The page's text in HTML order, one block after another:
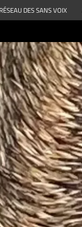
DES SANS VOIX